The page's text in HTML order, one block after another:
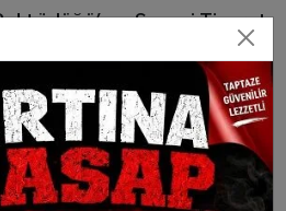
Sanayi Ticaret
destek veren herkese
Osman Varol, AK Parti
KİT Komisyonu
Çine Kaymakamı Ali